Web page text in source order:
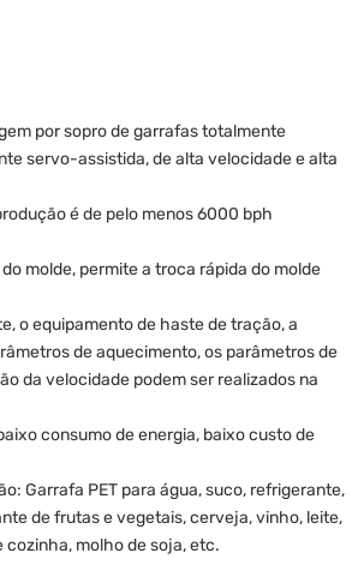
por sopro de garrafas totalmente
servo-assistida, de alta velocidade e alta
é de pelo menos 6000 bph
molde, permite a troca rápida do molde
o equipamento de haste de tração, a
de aquecimento, os parâmetros de
da velocidade podem ser realizados na
consumo de energia, baixo custo de
Garrafa PET para água, suco, refrigerante,
de frutas e vegetais, cerveja, vinho, leite,
cozinha, molho de soja, etc.